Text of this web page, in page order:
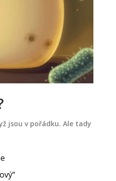
jsou v pořádku. Ale tady